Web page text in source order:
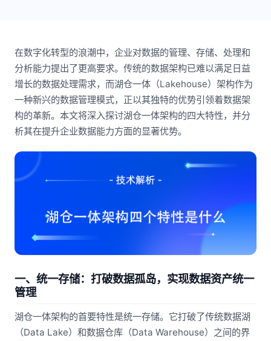
在数字化转型的浪潮中，企业对数据的管理、存储、处理和
分析能力提出了更高要求。传统的数据架构已难以满足日益
增长的数据处理需求，而湖仓一体（Lakehouse）架构作为
一种新兴的数据管理模式，正以其独特的优势引领着数据架
构的革新。本文将深入探讨湖仓一体架构的四大特性，并分
析其在提升企业数据能力方面的显著优势。
一、统一存储：打破数据孤岛，实现数据资产统一
管理
湖仓一体架构的首要特性是统一存储。它打破了传统数据湖
（Data Lake）和数据仓库（Data Warehouse）之间的界